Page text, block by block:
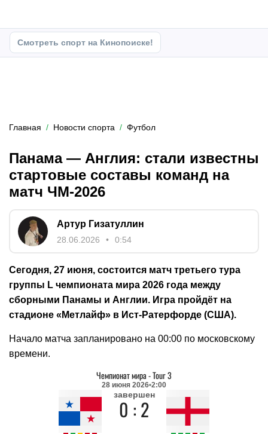
Смотреть спорт на Кинопоиске!
Главная Новости спорта Футбол
Панама — Англия: стали известны
стартовые составы команд на
матч ЧМ-2026
Артур Гизатуллин
28.06.2026 0:54
Сегодня, 27 июня, состоится матч третьего тура
группы L чемпионата мира 2026 года между
сборными Панамы и Англии. Игра пройдёт на
стадионе «Метлайф» в Ист-Ратерфорде (США).
Начало матча запланировано на 00:00 по московскому
времени.
Чемпионат мира-Tour 3
28 июня 2026 2:00
завершен
0 : 2